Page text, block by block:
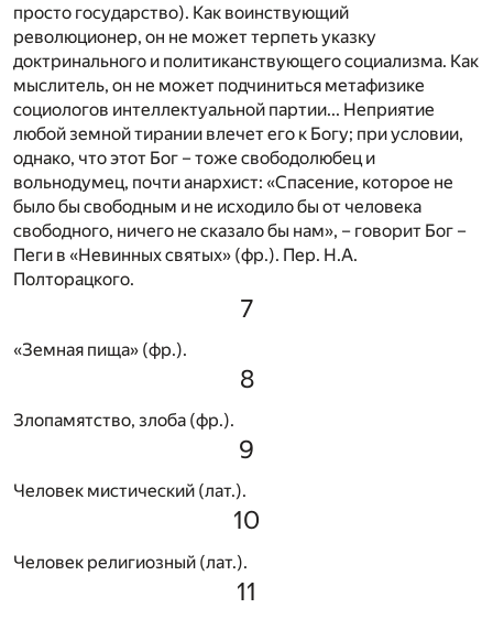
просто государство). Как воинствующий
революционер, он не может терпеть указку
доктринального и политиканствующего социализма. Как
мыслитель, он не может подчиниться метафизике
социологов интеллектуальной партии... Неприятие
любой земной тирании влечет его к Богу; при условии,
однако, что этот Бог – тоже свободолюбец и
вольнодумец, почти анархист: «Спасение, которое не
было бы свободным и не исходило бы от человека
свободного, ничего не сказало бы нам», – говорит Бог –
Пеги в «Невинных святых» (фр.). Пер. Н.А.
Полторацкого.
7
«Земная пища» (фр.).
8
Злопамятство, злоба (фр.).
9
Человек мистический (лат.).
10
Человек религиозный (лат.).
11